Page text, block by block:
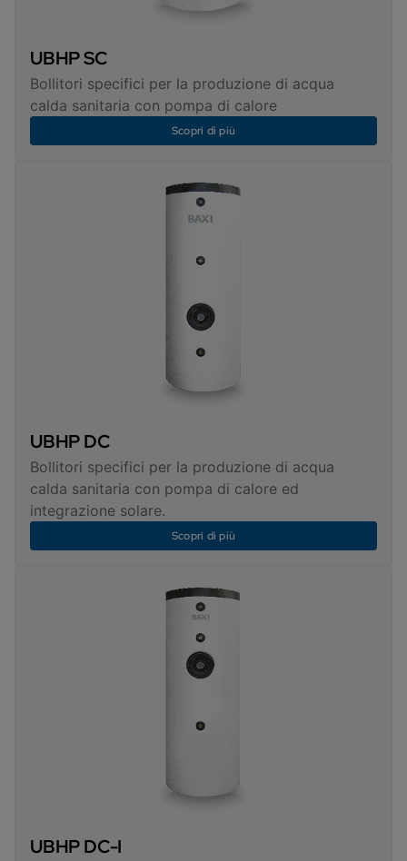
UBHP SC
Bollitori specifici per la produzione di acqua
calda sanitaria con pompa di calore
Scopri di più
UBHP DC
Bollitori specifici per la produzione di acqua
calda sanitaria con pompa di calore ed
integrazione solare.
Scopri di più
UBHP DC-I